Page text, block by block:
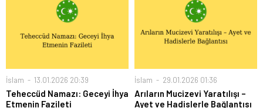
İslam 13.01.2026 20:39
Teheccüd Namazı: Geceyi İhya
Etmenin Fazileti
İslam 29.01.2026 01:36
Arıların Mucizevi Yaratılışı –
Ayet ve Hadislerle Bağlantısı